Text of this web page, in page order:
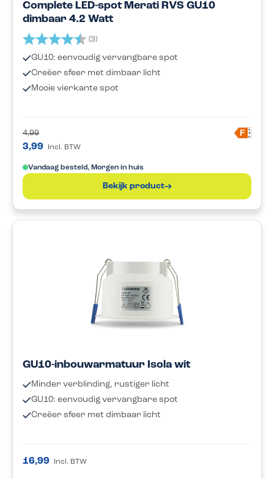
Complete LED-spot Merati RVS GU10
dimbaar 4.2 Watt
Beoordeling: (3)
GU10: eenvoudig vervangbare spot
Creëer sfeer met dimbaar licht
Mooie vierkante spot
4,99
3,99 Incl. BTW
F A
G
Vandaag besteld, Morgen in huis
Bekijk product
GU10-inbouwarmatuur Isola wit
Minder verblinding, rustiger licht
GU10: eenvoudig vervangbare spot
Creëer sfeer met dimbaar licht
16,99 Incl. BTW